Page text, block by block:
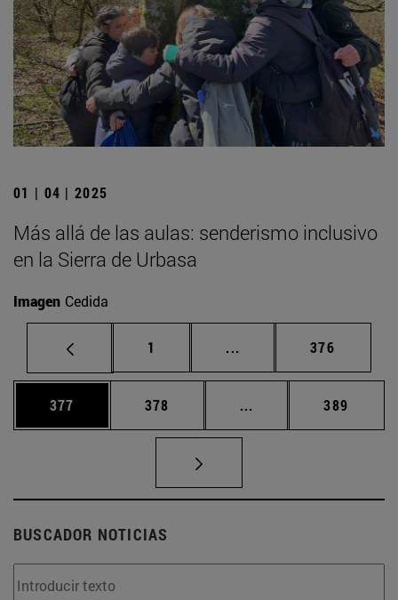
01 | 04 | 2025
Más allá de las aulas: senderismo inclusivo
en la Sierra de Urbasa
Imagen Cedida
Página
1 ... Páginas intermedias
Página
376
Página
377 Página
378 ... Páginas intermedias
Página
389
BUSCADOR NOTICIAS